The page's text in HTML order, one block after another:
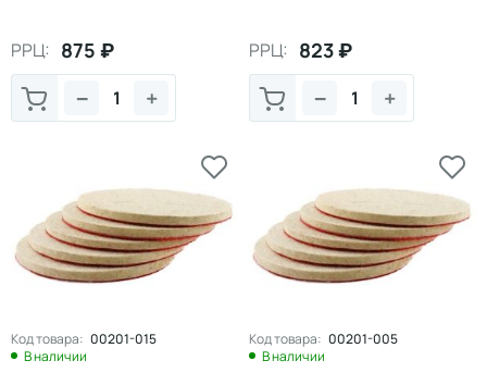
РРЦ: 875 ₽
+
−
РРЦ: 823₽
+
−
Код товара: 00201-015
В наличии
Код товара: 00201-005
В наличии